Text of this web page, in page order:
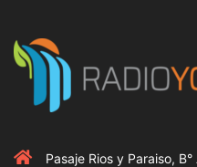
Pasaje Rios y Paraiso,